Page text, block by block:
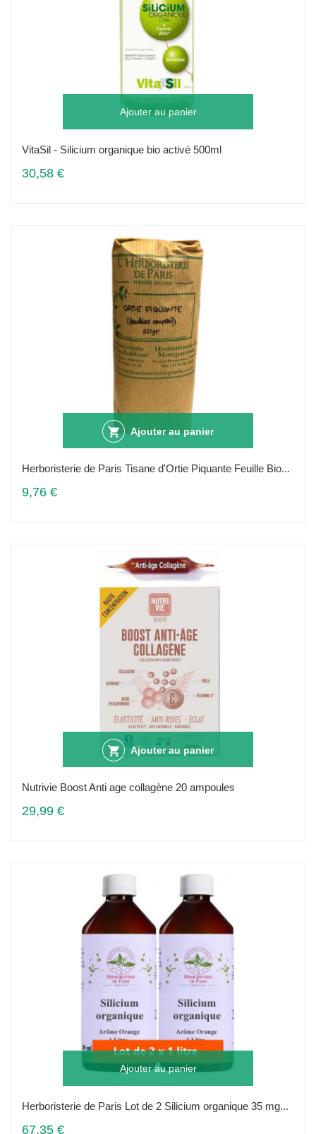
Ajouter au panier
VitaSil - Silicium organique bio activé 500ml
30,58 €
Ajouter au panier
Herboristerie de Paris Tisane d'Ortie Piquante Feuille Bio...
9,76 €
Ajouter au panier
Nutrivie Boost Anti age collagène 20 ampoules
29,99 €
Ajouter au panier
Herboristerie de Paris Lot de 2 Silicium organique 35 mg...
67,35 €